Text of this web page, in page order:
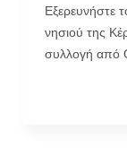
Εξερευνήστε
νησιού της
συλλογή από